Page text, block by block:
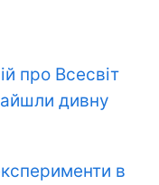
про Всесвіт
дивну
в